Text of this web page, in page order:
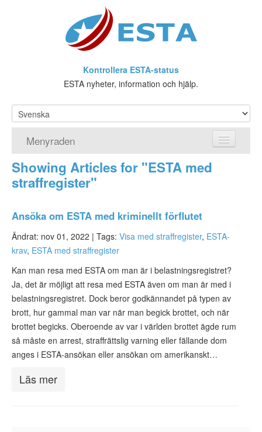
Kontrollera ESTA-status
ESTA nyheter, information och hjälp.
Menyraden
Hemsida
ESTA Ansökan
Vad är ESTA?
Viseringsundantag
ESTA-status
ESTA Artiklar
Kontakta
Showing Articles for "ESTA med
straffregister"
Ansöka om ESTA med kriminellt förflutet
Ändrat: nov 01, 2022 | Tags: Visa med straffregister, ESTA-
krav, ESTA med straffregister
Kan man resa med ESTA om man är i belastningsregistret?
Ja, det är möjligt att resa med ESTA även om man är med i
belastningsregistret. Dock beror godkännandet på typen av
brott, hur gammal man var när man begick brottet, och när
brottet begicks. Oberoende av var i världen brottet ägde rum
så måste en arrest, straffrättslig varning eller fällande dom
anges i ESTA-ansökan eller ansökan om amerikanskt…
Läs mer